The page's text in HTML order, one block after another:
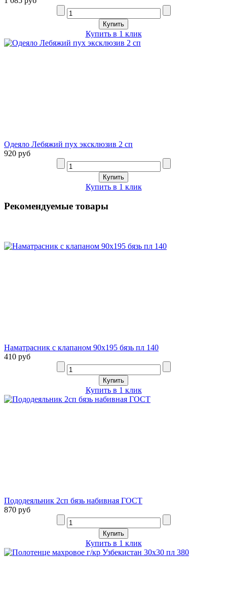
Купить в 1 клик
Одеяло Лебяжий пух эксклюзив 2 сп
920 руб
Купить в 1 клик
Рекомендуемые товары
Наматрасник с клапаном 90х195 бязь пл 140
410 руб
Купить в 1 клик
Пододеяльник 2сп бязь набивная ГОСТ
870 руб
Купить в 1 клик